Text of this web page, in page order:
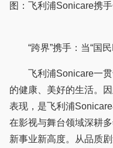
图：飞利浦Sonicare携
“跨界”携手：当“国民
飞利浦Sonicare一贯
的健康、美好的生活。
表现，是飞利浦
在影视与舞台领域深耕
新事业新高度。从品质